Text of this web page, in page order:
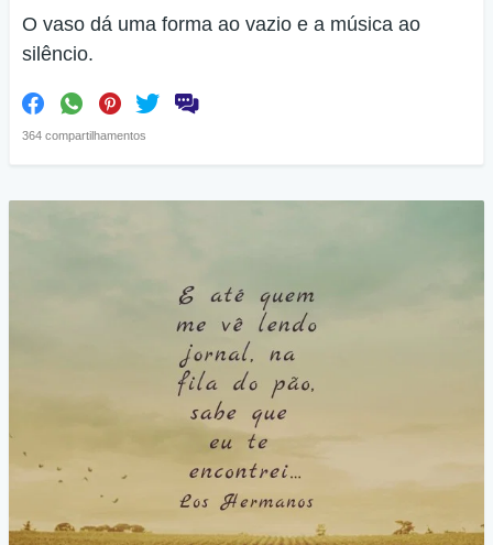
O vaso dá uma forma ao vazio e a música ao
silêncio.
364 compartilhamentos